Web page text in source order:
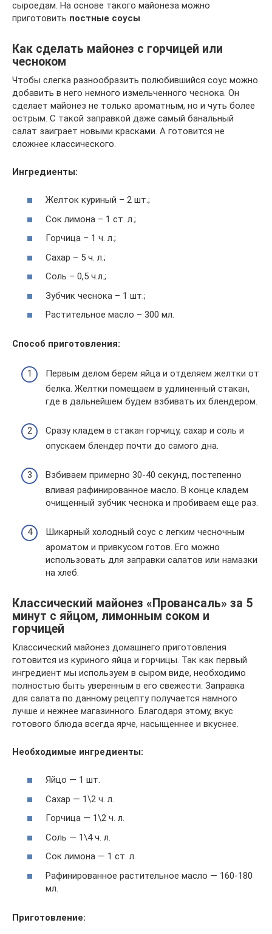
сыроедам. На основе такого майонеза можно
приготовить постные соусы.
Как сделать майонез с горчицей или
чесноком
Чтобы слегка разнообразить полюбившийся соус можно
добавить в него немного измельченного чеснока. Он
сделает майонез не только ароматным, но и чуть более
острым. С такой заправкой даже самый банальный
салат заиграет новыми красками. А готовится не
сложнее классического.
Ингредиенты:
Желток куриный – 2 шт.;
Сок лимона – 1 ст. л.;
Горчица – 1 ч. л.;
Сахар – 5 ч. л.;
Соль – 0,5 ч.л.;
Зубчик чеснока – 1 шт.;
Растительное масло – 300 мл.
Способ приготовления:
Первым делом берем яйца и отделяем желтки от
белка. Желтки помещаем в удлиненный стакан,
где в дальнейшем будем взбивать их блендером.
Сразу кладем в стакан горчицу, сахар и соль и
опускаем блендер почти до самого дна.
Взбиваем примерно 30-40 секунд, постепенно
вливая рафинированное масло. В конце кладем
очищенный зубчик чеснока и пробиваем еще раз.
Шикарный холодный соус с легким чесночным
ароматом и привкусом готов. Его можно
использовать для заправки салатов или намазки
на хлеб.
Классический майонез «Провансаль» за 5
минут с яйцом, лимонным соком и
горчицей
Классический майонез домашнего приготовления
готовится из куриного яйца и горчицы. Так как первый
ингредиент мы используем в сыром виде, необходимо
полностью быть уверенным в его свежести. Заправка
для салата по данному рецепту получается намного
лучше и нежнее магазинного. Благодаря этому, вкус
готового блюда всегда ярче, насыщеннее и вкуснее.
Необходимые ингредиенты:
Яйцо — 1 шт.
Сахар — 1\2 ч. л.
Горчица — 1\2 ч. л.
Соль — 1\4 ч. л.
Сок лимона — 1 ст. л.
Рафинированное растительное масло — 160-180
мл.
Приготовление: